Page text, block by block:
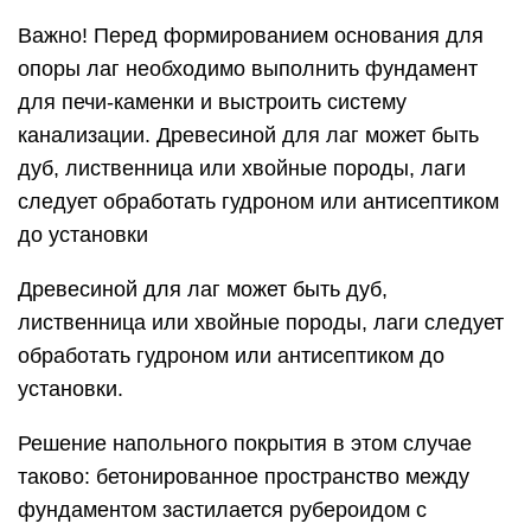
Важно! Перед формированием основания для
опоры лаг необходимо выполнить фундамент
для печи-каменки и выстроить систему
канализации. Древесиной для лаг может быть
дуб, лиственница или хвойные породы, лаги
следует обработать гудроном или антисептиком
до установки
Древесиной для лаг может быть дуб,
лиственница или хвойные породы, лаги следует
обработать гудроном или антисептиком до
установки.
Решение напольного покрытия в этом случае
таково: бетонированное пространство между
фундаментом застилается рубероидом с